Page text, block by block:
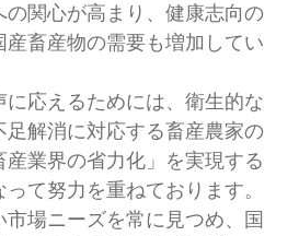
関心が高まり、健康志向の
畜産物の需要も増加してい
に応えるためには、衛生的な
解消に対応する畜産農家の
産業界の省力化」を実現する
て努力を重ねております。
市場ニーズを常に見つめ、国